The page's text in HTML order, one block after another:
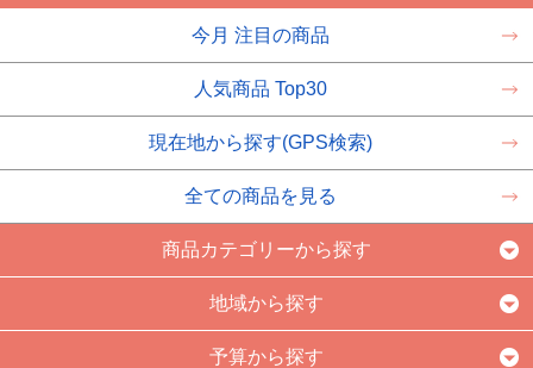
今月 注目の商品
人気商品 Top30
現在地から探す(GPS検索)
全ての商品を見る
商品カテゴリーから探す
地域から探す
予算から探す